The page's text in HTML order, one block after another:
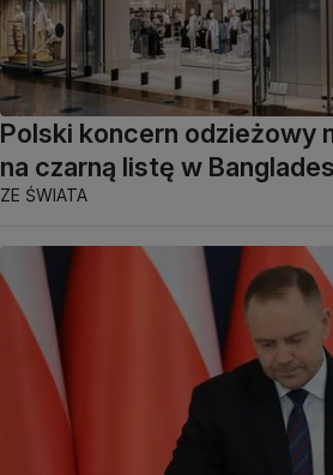
Polski koncern odzieżowy
na czarną listę w
ZE ŚWIATA